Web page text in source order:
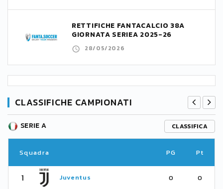
RETTIFICHE FANTACALCIO 38A
GIORNATA SERIEA 2025-26
28/05/2026
CLASSIFICHE CAMPIONATI
SERIE A CLASSIFICA
Squadra PG Pt
1 Juventus 0 0